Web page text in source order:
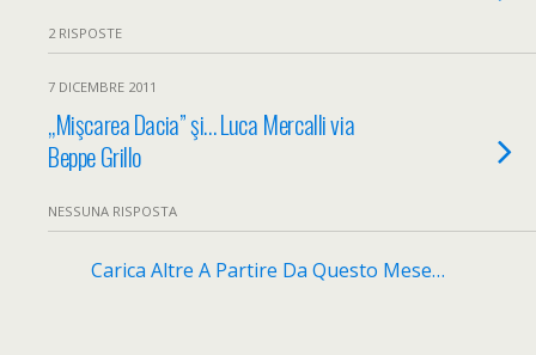
2 RISPOSTE
7 DICEMBRE 2011
„Mişcarea Dacia” şi… Luca Mercalli via
Beppe Grillo
NESSUNA RISPOSTA
Carica Altre A Partire Da Questo Mese…